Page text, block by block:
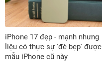
iPhone 17 đẹp - mạnh nhưng
liệu có thực sự 'đè bẹp' được
mẫu iPhone cũ này